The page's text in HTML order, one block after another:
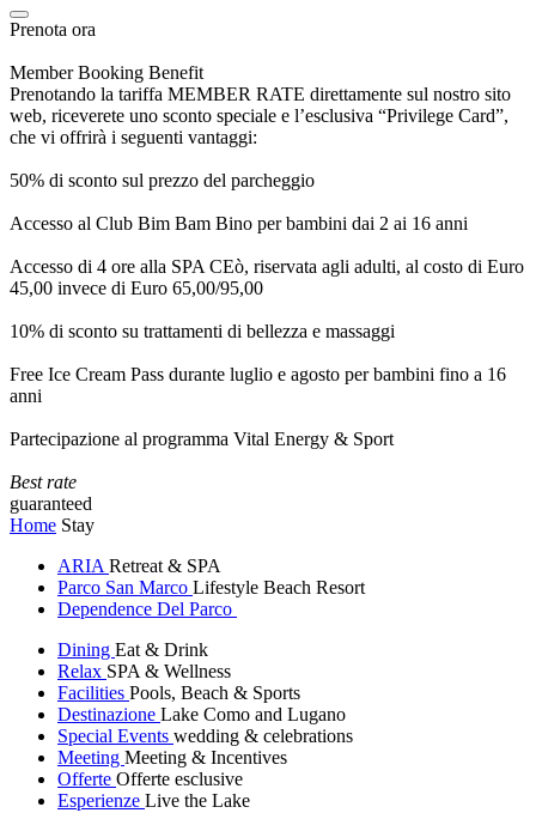
Prenota ora
Member Booking Benefit
Prenotando la tariffa MEMBER RATE direttamente sul nostro sito
web, riceverete uno sconto speciale e l’esclusiva “Privilege Card”,
che vi offrirà i seguenti vantaggi:
50% di sconto sul prezzo del parcheggio
Accesso al Club Bim Bam Bino per bambini dai 2 ai 16 anni
Accesso di 4 ore alla SPA CEò, riservata agli adulti, al costo di Euro
45,00 invece di Euro 65,00/95,00
10% di sconto su trattamenti di bellezza e massaggi
Free Ice Cream Pass durante luglio e agosto per bambini fino a 16
anni
Partecipazione al programma Vital Energy & Sport
Best rate
guaranteed
Home Stay
ARIA Retreat & SPA
Parco San Marco Lifestyle Beach Resort
Dependence Del Parco
Dining Eat & Drink
Relax SPA & Wellness
Facilities Pools, Beach & Sports
Destinazione Lake Como and Lugano
Special Events wedding & celebrations
Meeting Meeting & Incentives
Offerte Offerte esclusive
Esperienze Live the Lake